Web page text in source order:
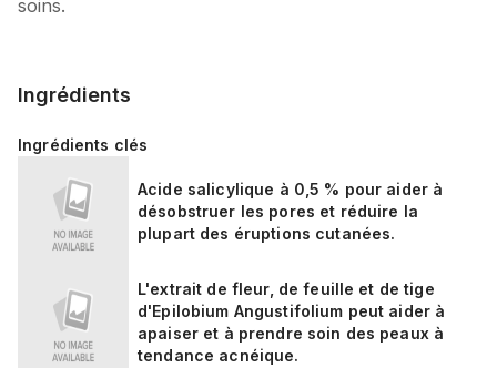
soins.
Ingrédients
Ingrédients clés
Acide salicylique à 0,5 % pour aider à
désobstruer les pores et réduire la
plupart des éruptions cutanées.
L'extrait de fleur, de feuille et de tige
d'Epilobium Angustifolium peut aider à
apaiser et à prendre soin des peaux à
tendance acnéique.